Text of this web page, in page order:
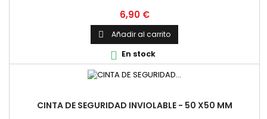
Precio
6,90 €
 Añadir al carrito
 En stock
CINTA DE SEGURIDAD INVIOLABLE - 50 X50 MM